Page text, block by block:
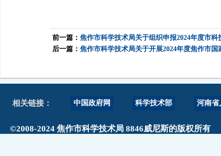
前一篇： 焦作市科学技术局关于组织申报2024年度市科
后一篇： 焦作市科学技术局关于开展2024年度焦作市
相关链接： 中国政府网 科学技术部 河南省
©2008-2024 焦作市科学技术局 8846威尼斯的版权所有